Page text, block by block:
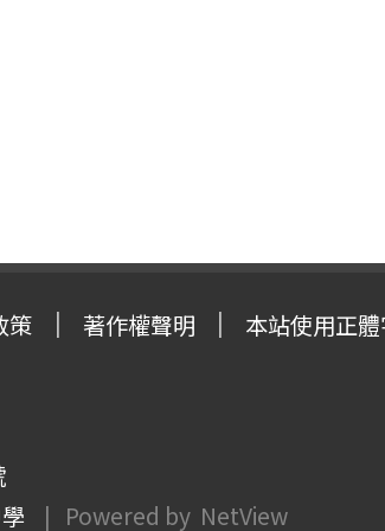
策 著作權聲明 本站使用正
| Powered by NetView